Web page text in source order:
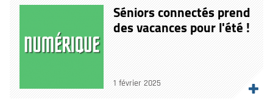
Séniors connectés prend
des vacances pour l'été !
1 février 2025